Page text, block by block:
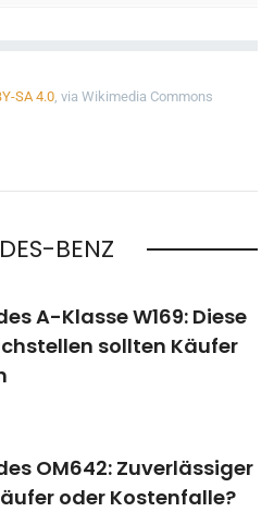
SA 4.0, via Wikimedia Commons
BENZ
A-Klasse W169: Diese
sollten Käufer
OM642: Zuverlässiger
oder Kostenfalle?